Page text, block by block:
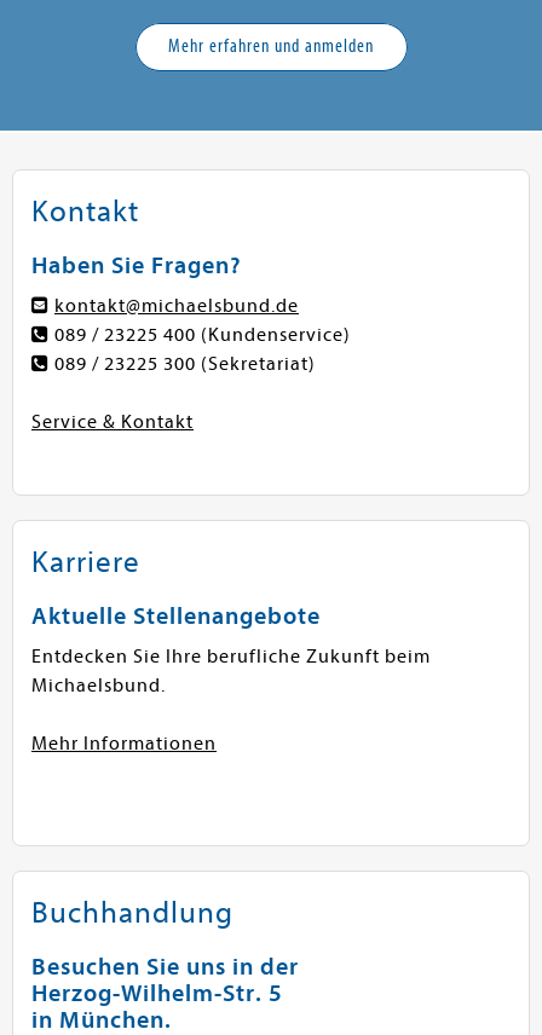
Mehr erfahren und anmelden
Kontakt
Haben Sie Fragen?
kontakt@michaelsbund.de
089 / 23225 400 (Kundenservice)
089 / 23225 300 (Sekretariat)
Service & Kontakt
Karriere
Aktuelle Stellenangebote
Entdecken Sie Ihre berufliche Zukunft beim
Michaelsbund.
Mehr Informationen
Buchhandlung
Besuchen Sie uns in der
Herzog-Wilhelm-Str. 5
in München.